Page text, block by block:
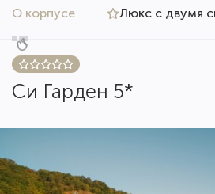
О корпусе Люкс с двумя
Си Гарден 5*